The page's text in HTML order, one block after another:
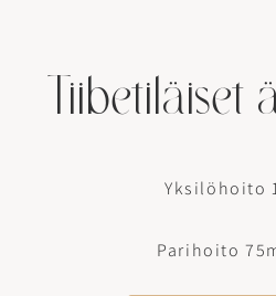
Yksilöhoito
Parihoito